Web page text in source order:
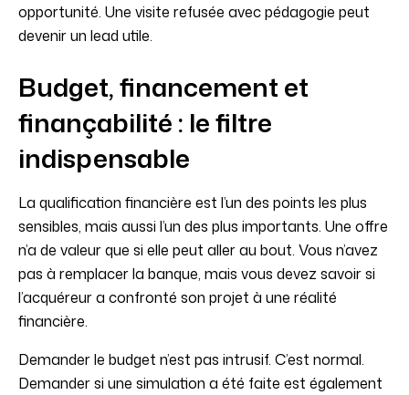
opportunité. Une visite refusée avec pédagogie peut
devenir un lead utile.
Budget, financement et
finançabilité : le filtre
indispensable
La qualification financière est l’un des points les plus
sensibles, mais aussi l’un des plus importants. Une offre
n’a de valeur que si elle peut aller au bout. Vous n’avez
pas à remplacer la banque, mais vous devez savoir si
l’acquéreur a confronté son projet à une réalité
financière.
Demander le budget n’est pas intrusif. C’est normal.
Demander si une simulation a été faite est également